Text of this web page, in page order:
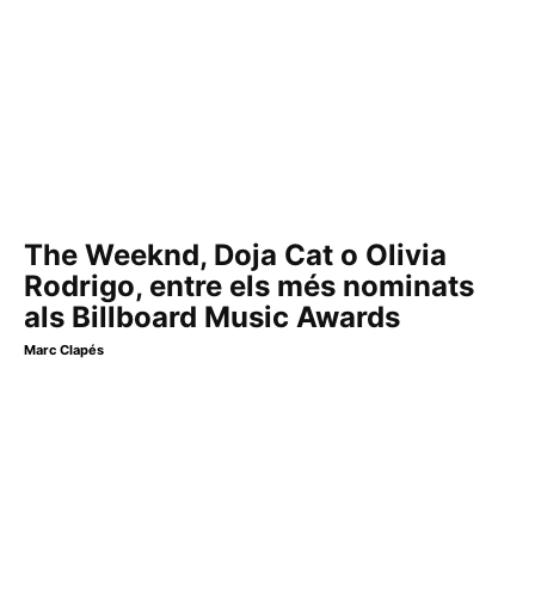
The Weeknd, Doja Cat o Olivia
Rodrigo, entre els més nominats
als Billboard Music Awards
Marc Clapés